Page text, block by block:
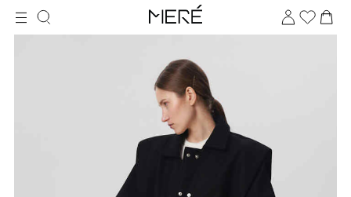
Для клиентов всех банков
на части
без переплат